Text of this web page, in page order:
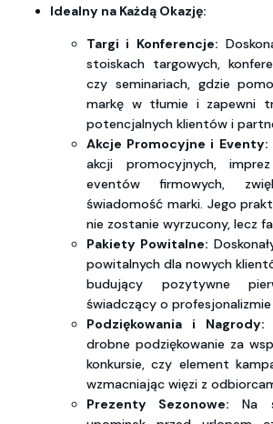
Idealny na Każdą Okazję:
Targi i Konferencje:
stoiskach targowych,
czy seminariach, gdzie
markę w tłumie i zapewni
potencjalnych klientów i
Akcje Promocyjne i Eventy:
akcji promocyjnych,
eventów firmowych,
świadomość marki. Jego
nie zostanie wyrzucony, lecz
Pakiety Powitalne:
powitalnych dla nowych
budujący pozytywne
świadczący o
Podziękowania i Nagrody:
drobne podziękowanie za
konkursie, czy element
wzmacniając więzi z
Prezenty Sezonowe: Na